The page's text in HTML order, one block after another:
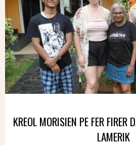
KREOL MORISIEN PE FER FIRER
LAMERIK